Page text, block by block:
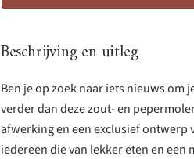
Beschrijving en uitleg
Ben je op zoek naar iets nieuws om
verder dan deze zout- en
afwerking en een exclusief ontwerp
iedereen die van lekker eten en